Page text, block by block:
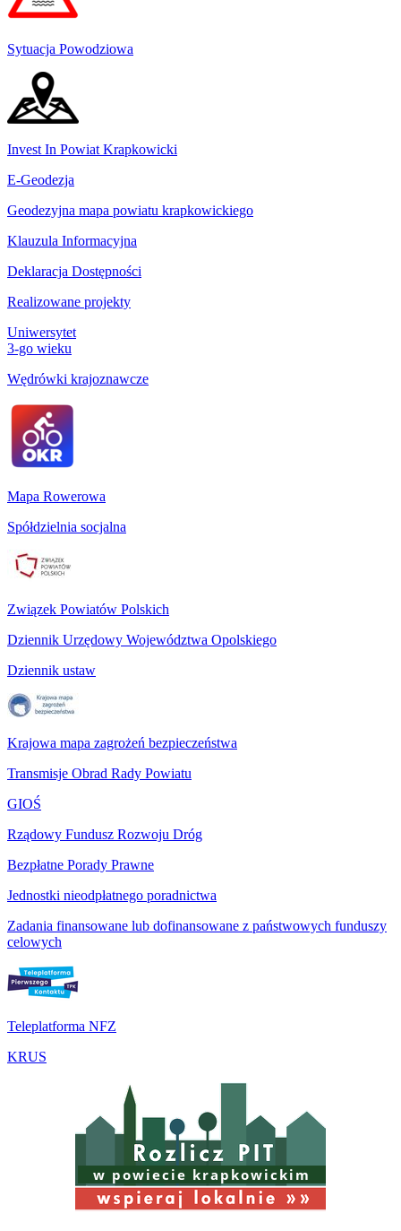
Sytuacja Powodziowa
Invest In Powiat Krapkowicki
E-Geodezja
Geodezyjna mapa powiatu krapkowickiego
Klauzula Informacyjna
Deklaracja Dostępności
Realizowane projekty
Uniwersytet
3-go wieku
Wędrówki krajoznawcze
Mapa Rowerowa
Spółdzielnia socjalna
Związek Powiatów Polskich
Dziennik Urzędowy Województwa Opolskiego
Dziennik ustaw
Krajowa mapa zagrożeń bezpieczeństwa
Transmisje Obrad Rady Powiatu
GIOŚ
Rządowy Fundusz Rozwoju Dróg
Bezpłatne Porady Prawne
Jednostki nieodpłatnego poradnictwa
Zadania finansowane lub dofinansowane z państwowych funduszy
celowych
Teleplatforma NFZ
KRUS
w powiecie krapkowickim